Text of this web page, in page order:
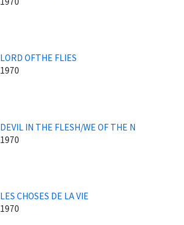
LORD OFTHE FLIES
1970
DEVIL IN THE FLESH/WE OF THE N
1970
LES CHOSES DE LA VIE
1970